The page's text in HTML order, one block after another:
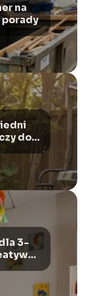
na
porady
do
3-